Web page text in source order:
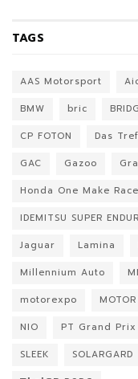
TAGS
AAS Motorsport
BMW
bric
CP FOTON
Das
GAC
Gazoo
Honda One Make Race
IDEMITSU SUPER
Jaguar
Lamina
Millennium Auto
motorexpo
NIO
PT Grand
SLEEK
SOLARGARD